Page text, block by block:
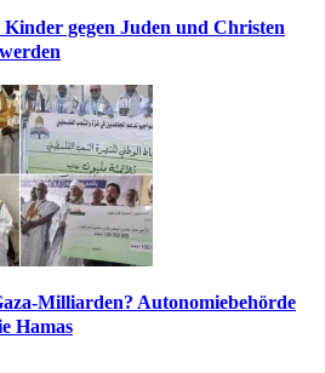
gegen Juden und Christen
Milliarden? Autonomiebehörde
Hamas